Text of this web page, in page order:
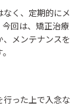
く、定期的にメ
回は、矯正治療
メンテナンスを
った上で入念な